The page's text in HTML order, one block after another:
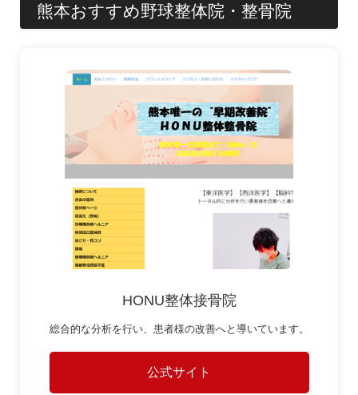
熊本おすすめ野球整体院・整骨院
HONU整体接骨院
総合的な分析を行い、患者様の改善へと導いています。
公式サイト